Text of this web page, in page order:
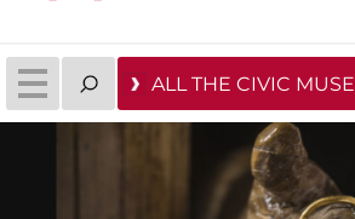
ALL THE CIVIC